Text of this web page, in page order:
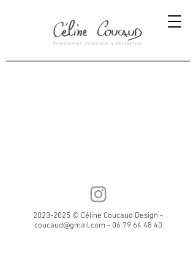
2023-2025 © Céline Coucaud Design -
coucaud@gmail.com - 06 79 64 48 40